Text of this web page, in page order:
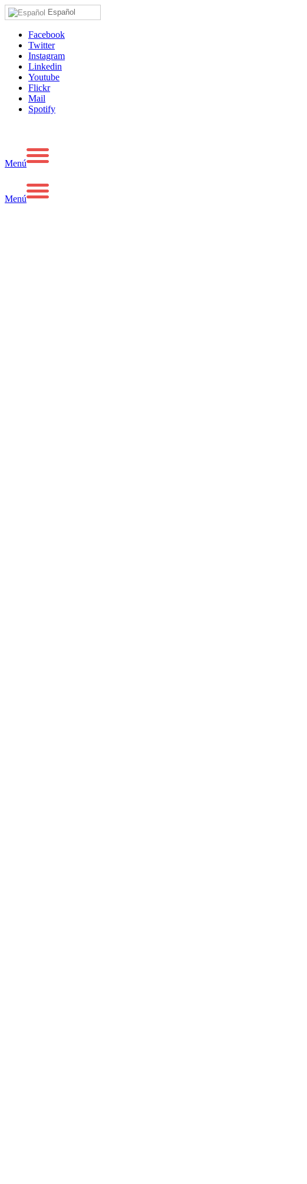
Español
Facebook
Twitter
Instagram
Linkedin
Youtube
Flickr
Mail
Spotify
Menú
Menú